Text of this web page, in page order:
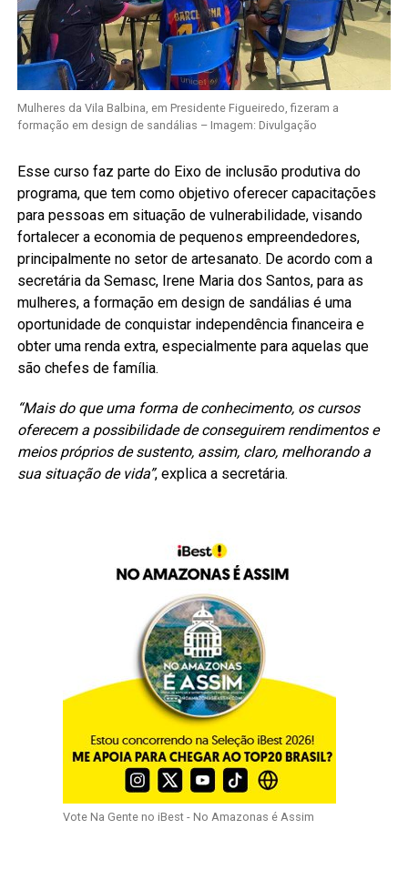
Mulheres da Vila Balbina, em Presidente Figueiredo, fizeram a
formação em design de sandálias – Imagem: Divulgação
Esse curso faz parte do Eixo de inclusão produtiva do
programa, que tem como objetivo oferecer capacitações
para pessoas em situação de vulnerabilidade, visando
fortalecer a economia de pequenos empreendedores,
principalmente no setor de artesanato. De acordo com a
secretária da Semasc, Irene Maria dos Santos, para as
mulheres, a formação em design de sandálias é uma
oportunidade de conquistar independência financeira e
obter uma renda extra, especialmente para aquelas que
são chefes de família.
“Mais do que uma forma de conhecimento, os cursos
oferecem a possibilidade de conseguirem rendimentos e
meios próprios de sustento, assim, claro, melhorando a
sua situação de vida”, explica a secretária.
Vote Na Gente no iBest - No Amazonas é Assim